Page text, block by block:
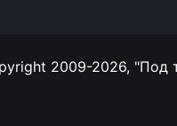
2009-2026, "Под